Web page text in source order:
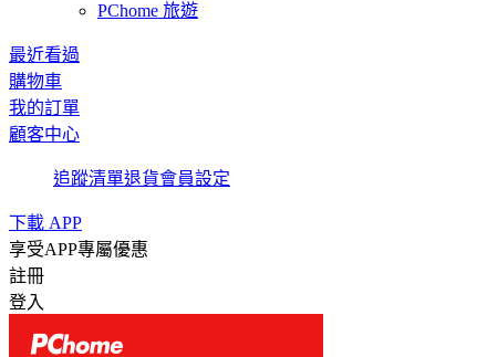
PChome 旅遊
最近看過
購物車
我的訂單
顧客中心
追蹤清單退貨會員設定
下載 APP
享受APP專屬優惠
註冊
登入